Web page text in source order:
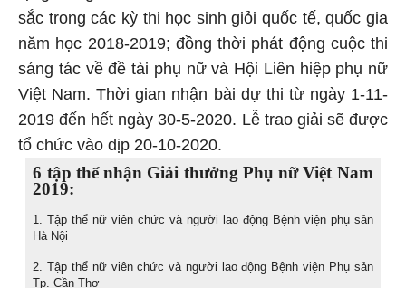
sắc trong các kỳ thi học sinh giỏi quốc tế, quốc gia
năm học 2018-2019; đồng thời phát động cuộc thi
sáng tác về đề tài phụ nữ và Hội Liên hiệp phụ nữ
Việt Nam. Thời gian nhận bài dự thi từ ngày 1-11-
2019 đến hết ngày 30-5-2020. Lễ trao giải sẽ được
tổ chức vào dịp 20-10-2020.
6 tập thể nhận Giải thưởng Phụ nữ Việt Nam
2019:
1. Tập thể nữ viên chức và người lao động Bệnh viện phụ sản
Hà Nội
2. Tập thể nữ viên chức và người lao động Bệnh viện Phụ sản
Tp. Cần Thơ